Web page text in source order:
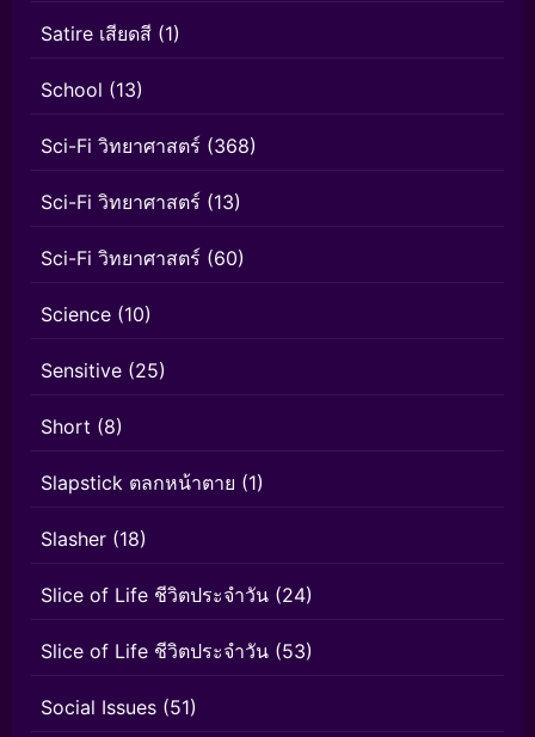
Satire เสียดสี (1)
School (13)
Sci-Fi วิทยาศาสตร์ (368)
Sci-Fi วิทยาศาสตร์ (13)
Sci-Fi วิทยาศาสตร์ (60)
Science (10)
Sensitive (25)
Short (8)
Slapstick ตลกหน้าตาย (1)
Slasher (18)
Slice of Life ชีวิตประจำวัน (24)
Slice of Life ชีวิตประจำวัน (53)
Social Issues (51)